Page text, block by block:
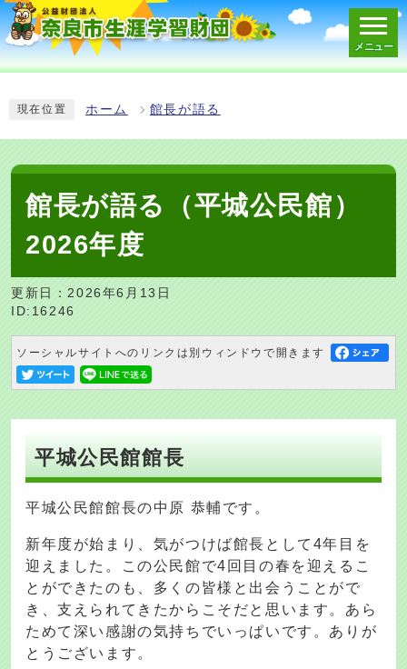
メニュー
現在位置 ホーム 館長が語る
館長が語る（平城公民館）
2026年度
更新日：2026年6月13日
ID:16246
ソーシャルサイトへのリンクは別ウィンドウで開きます
平城公民館館長
平城公民館館長の中原 恭輔です。
新年度が始まり、気がつけば館長として4年目を
迎えました。この公民館で4回目の春を迎えるこ
とができたのも、多くの皆様と出会うことがで
き、支えられてきたからこそだと思います。あら
ためて深い感謝の気持ちでいっぱいです。ありが
とうございます。